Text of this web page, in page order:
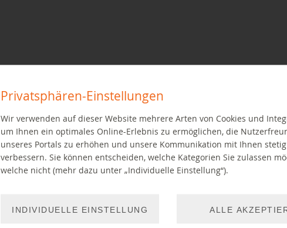
Privatsphären-Einstellungen
Wir verwenden auf dieser Website mehrere Arten von Cookies und
um Ihnen ein optimales Online-Erlebnis zu ermöglichen, die
unseres Portals zu erhöhen und unsere Kommunikation mit Ihnen
verbessern. Sie können entscheiden, welche Kategorien Sie zulassen
welche nicht (mehr dazu unter „Individuelle Einstellung“).
INDIVIDUELLE EINSTELLUNG ALLE